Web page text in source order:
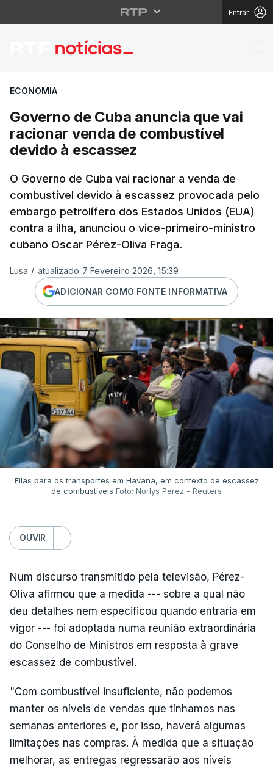
Entrar
Governo de Cuba
ECONOMIA
Governo de Cuba anuncia que vai
racionar venda de combustível
devido à escassez
O Governo de Cuba vai racionar a venda de
combustível devido à escassez provocada pelo
embargo petrolífero dos Estados Unidos (EUA)
contra a ilha, anunciou o vice-primeiro-ministro
cubano Oscar Pérez-Oliva Fraga.
Lusa / atualizado 7 Fevereiro 2026, 15:39
ADICIONAR COMO FONTE INFORMATIVA
Filas para os transportes em Havana, em contexto de escassez
de combustíveis Foto: Norlys Perez - Reuters
OUVIR
Num discurso transmitido pela televisão, Pérez-
Oliva afirmou que a medida --- sobre a qual não
deu detalhes nem especificou quando entraria em
vigor --- foi adoptada numa reunião extraordinária
do Conselho de Ministros em resposta à grave
escassez de combustível.
"Com combustível insuficiente, não podemos
manter os níveis de vendas que tínhamos nas
semanas anteriores e, por isso, haverá algumas
limitações nas compras. À medida que a situação
melhorar, as entregas regressarão aos níveis